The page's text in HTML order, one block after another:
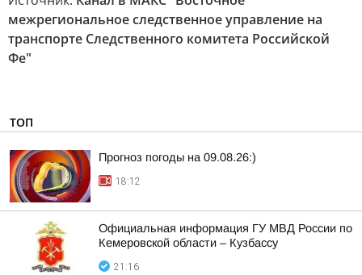
межрегиональное следственное управление на
транспорте Следственного комитета Российской
Фе"
ТОП
Прогноз погоды на 09.08.26:)
18:12
Официальная информация ГУ МВД России по
Кемеровской области – Кузбассу
21:16